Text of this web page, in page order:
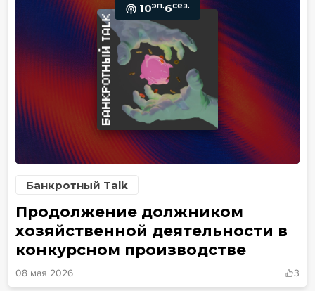
10эп.6сез.
Банкротный Talk
Продолжение должником
хозяйственной деятельности в
конкурсном производстве
08 мая 2026 3